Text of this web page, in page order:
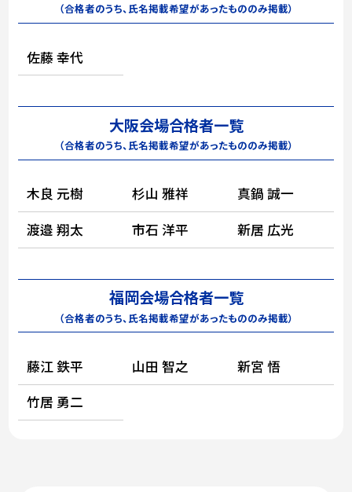
（合格者のうち、氏名掲載希望があったもののみ掲載）
佐藤 幸代
大阪会場合格者一覧
（合格者のうち、氏名掲載希望があったもののみ掲載）
木良 元樹 杉山 雅祥
真鍋 誠一
渡邉 翔太
市石 洋平 新居 広光
福岡会場合格者一覧
（合格者のうち、氏名掲載希望があったもののみ掲載）
藤江 鉄平 山田 智之
新宮 悟
竹居 勇二